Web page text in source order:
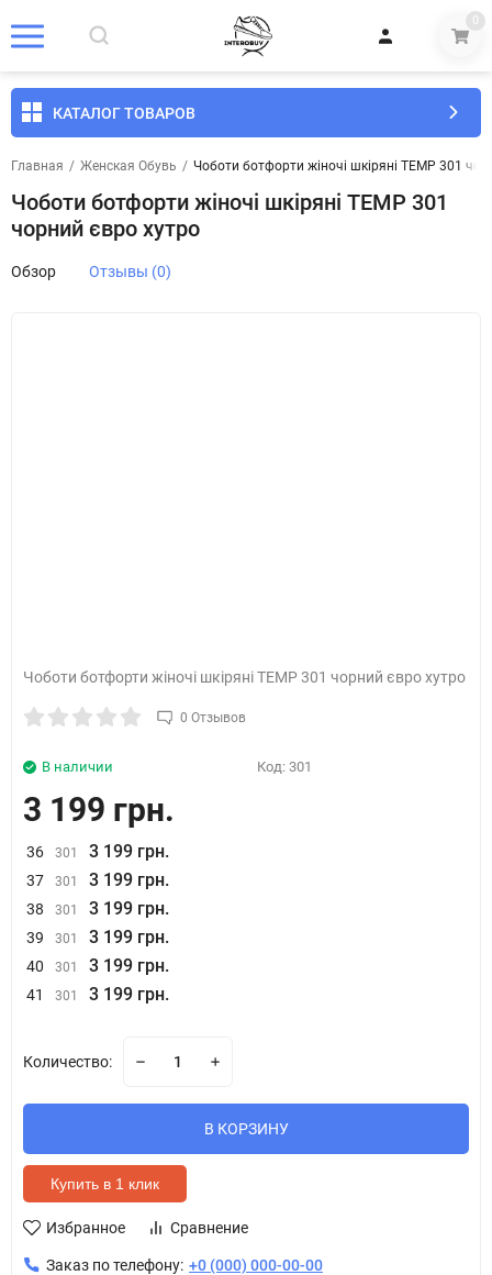
0
КАТАЛОГ ТОВАРОВ
Главная / Женская Обувь / Чоботи ботфорти жіночі шкіряні TEMP 301
Чоботи ботфорти жіночі шкіряні TEMP 301
чорний євро хутро
Обзор Отзывы (0)
Чоботи ботфорти жіночі шкіряні TEMP 301 чорний євро хутро
0 Отзывов
В наличии Код: 301
3 199 грн.
36 301 3 199 грн.
37 301 3 199 грн.
38 301 3 199 грн.
39 301 3 199 грн.
40 301 3 199 грн.
41 301 3 199 грн.
Количество:
В КОРЗИНУ
Купить в 1 клик
Избранное Сравнение
Заказ по телефону: +0 (000) 000-00-00